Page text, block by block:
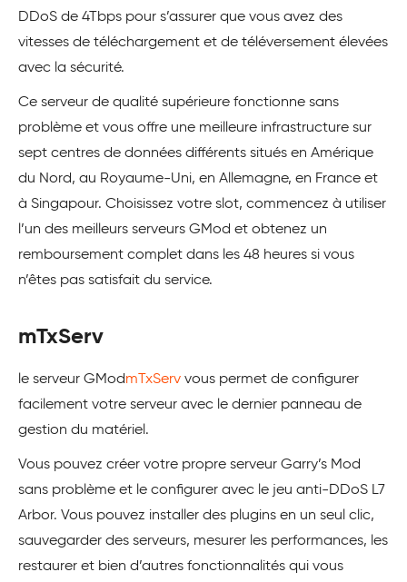
DDoS de 4Tbps pour s’assurer que vous avez des
vitesses de téléchargement et de téléversement élevées
avec la sécurité.
Ce serveur de qualité supérieure fonctionne sans
problème et vous offre une meilleure infrastructure sur
sept centres de données différents situés en Amérique
du Nord, au Royaume-Uni, en Allemagne, en France et
à Singapour. Choisissez votre slot, commencez à utiliser
l’un des meilleurs serveurs GMod et obtenez un
remboursement complet dans les 48 heures si vous
n’êtes pas satisfait du service.
mTxServ
le serveur GModmTxServ vous permet de configurer
facilement votre serveur avec le dernier panneau de
gestion du matériel.
Vous pouvez créer votre propre serveur Garry’s Mod
sans problème et le configurer avec le jeu anti-DDoS L7
Arbor. Vous pouvez installer des plugins en un seul clic,
sauvegarder des serveurs, mesurer les performances, les
restaurer et bien d’autres fonctionnalités qui vous